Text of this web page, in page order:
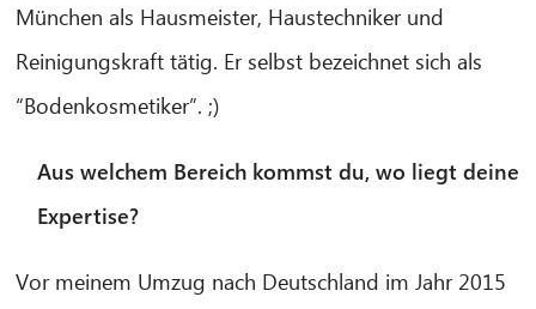
München als Hausmeister, Haustechniker und
Reinigungskraft tätig. Er selbst bezeichnet sich als
“Bodenkosmetiker”. ;)
Aus welchem Bereich kommst du, wo liegt deine
Expertise?
Vor meinem Umzug nach Deutschland im Jahr 2015